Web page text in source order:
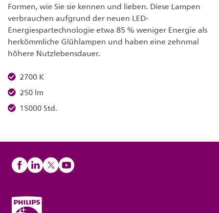
Formen, wie Sie sie kennen und lieben. Diese Lampen
verbrauchen aufgrund der neuen LED-
Energiespartechnologie etwa 85 % weniger Energie als
herkömmliche Glühlampen und haben eine zehnmal
höhere Nutzlebensdauer.
2700 K
250 lm
15000 Std.